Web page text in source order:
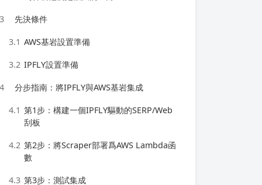
3 先決條件
3.1 AWS基岩設置準備
3.2 IPFLY設置準備
4 分步指南：將IPFLY與AWS基岩集成
4.1 第1步：構建一個IPFLY驅動的SERP/Web
刮板
4.2 第2步：將Scraper部署爲AWS Lambda函
數
4.3 第3步：測試集成